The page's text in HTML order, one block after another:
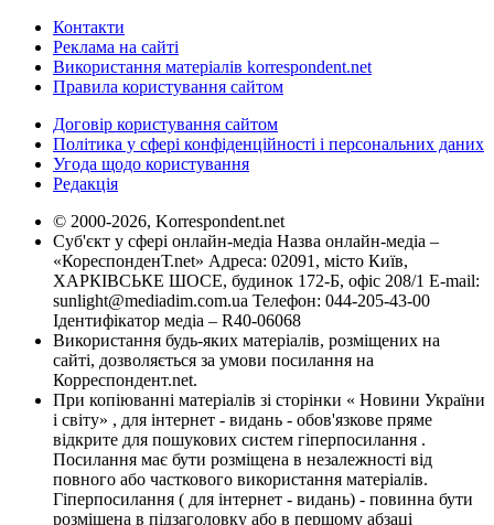
Контакти
Реклама на сайті
Використання матеріалів korrespondent.net
Правила користування сайтом
Договір користування сайтом
Політика у сфері конфіденційності і персональних даних
Угода щодо користування
Редакція
© 2000-2026, Korrespondent.net
Суб'єкт у сфері онлайн-медіа Назва онлайн-медіа –
«КореспонденТ.net» Адреса: 02091, місто Київ,
ХАРКІВСЬКЕ ШОСЕ, будинок 172-Б, офіс 208/1 E-mail:
sunlight@mediadim.com.ua Телефон: 044-205-43-00
Ідентифікатор медіа – R40-06068
Використання будь-яких матеріалів, розміщених на
сайті, дозволяється за умови посилання на
Корреспондент.net.
При копіюванні матеріалів зі сторінки « Новини України
і світу» , для інтернет - видань - обов'язкове пряме
відкрите для пошукових систем гіперпосилання .
Посилання має бути розміщена в незалежності від
повного або часткового використання матеріалів.
Гіперпосилання ( для інтернет - видань) - повинна бути
розміщена в підзаголовку або в першому абзаці